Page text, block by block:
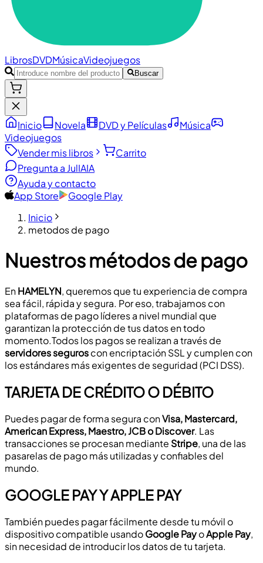
LibrosDVDMúsicaVideojuegos
Buscar
Inicio Novela DVD y Películas
Música
Videojuegos
Vender mis libros
Carrito
Pregunta a JulIAIA
Ayuda y contacto
App Store
Google Play
Inicio
metodos de pago
Nuestros métodos de pago
EnHAMELYN, queremos que tu experiencia de compra
sea fácil, rápida y segura. Por eso, trabajamos con
plataformas de pago líderes a nivel mundial que
garantizan la protección de tus datos en todo
momento.Todos los pagos se realizan a través de
servidores seguroscon encriptación SSL y cumplen con
los estándares más exigentes de seguridad (PCI DSS).
TARJETA DE CRÉDITO O DÉBITO
Puedes pagar de forma segura conVisa, Mastercard,
American Express, Maestro, JCB o Discover. Las
transacciones se procesan mediante Stripe, una de las
pasarelas de pago más utilizadas y confiables del
mundo.
GOOGLE PAY Y APPLE PAY
También puedes pagar fácilmente desde tu móvil o
dispositivo compatible usandoGoogle PayoApple Pay,
sin necesidad de introducir los datos de tu tarjeta.